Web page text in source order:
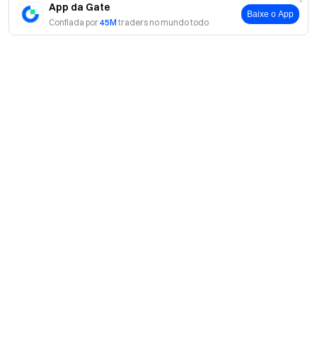
App da Gate
Confiada por45M traders no mundo todo
Baixe o App